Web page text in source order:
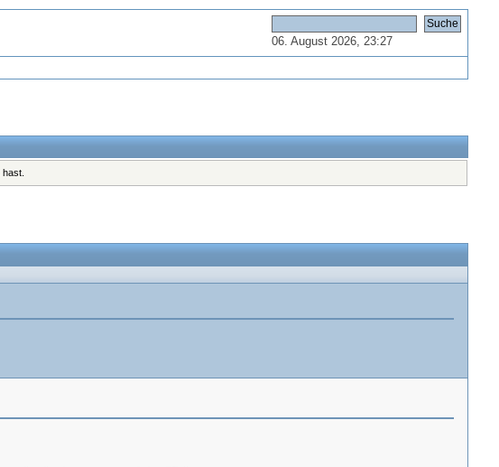
06. August 2026, 23:27